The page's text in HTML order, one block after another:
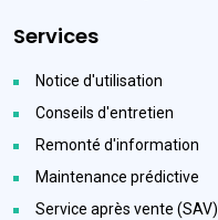
Services
Notice d'utilisation
Conseils d'entretien
Remonté d'information
Maintenance prédictive
Service après vente (SAV)